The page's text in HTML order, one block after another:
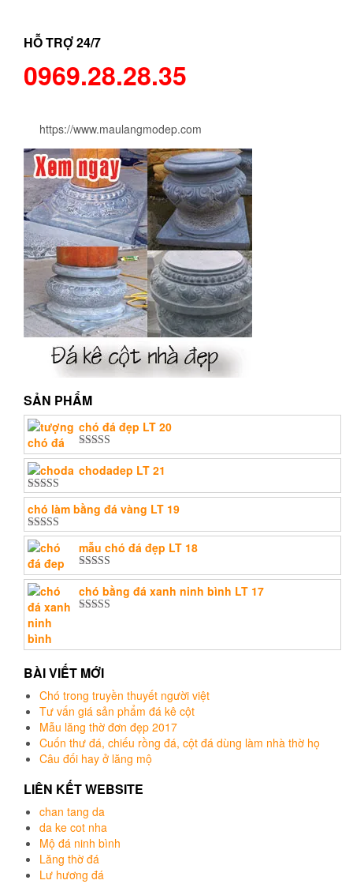
HỖ TRỢ 24/7
0969.28.28.35
https://www.maulangmodep.com
SẢN PHẨM
chó đá đẹp LT 20
Được xếp
hạng5.005
sao
chodadep LT 21
Được xếp
hạng 5.00 5
sao
chó làm bằng đá vàng LT 19
Được xếp
hạng5.00
5
sao
mẫu chó đá đẹp LT 18
Được xếp
hạng5.005
sao
chó bằng đá xanh ninh bình LT 17
BÀI VIẾT MỚI
Chó trong truyền thuyết người việt
Tư vấn giá sản phẩm đá kê cột
Mẫu lăng thờ đơn đẹp 2017
Cuốn thư đá, chiếu rồng đá, cột đá dùng làm nhà thờ họ
Câu đối hay ở lăng mộ
LIÊN KẾT WEBSITE
chan tang da
da ke cot nha
Mộ đá ninh bình
Lăng thờ đá
Lư hương đá